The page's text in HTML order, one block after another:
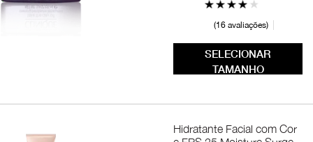
16 avaliações
SELECIONAR
TAMANHO
Hidratante Facial com Cor